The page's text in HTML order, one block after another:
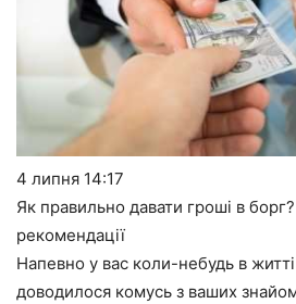
4 липня 14:17
Як правильно давати гроші в
рекомендації
Напевно у вас коли-небудь в
доводилося комусь з ваших